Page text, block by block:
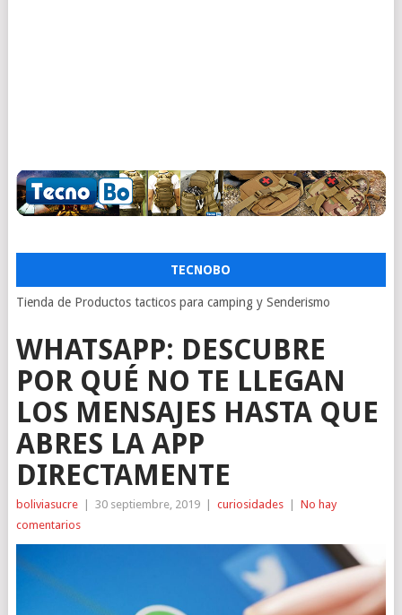
TECNOBO
Tienda de Productos tacticos para camping y Senderismo
WHATSAPP: DESCUBRE
POR QUÉ NO TE LLEGAN
LOS MENSAJES HASTA QUE
ABRES LA APP
DIRECTAMENTE
boliviasucre 30 septiembre, 2019 curiosidades
No hay
comentarios